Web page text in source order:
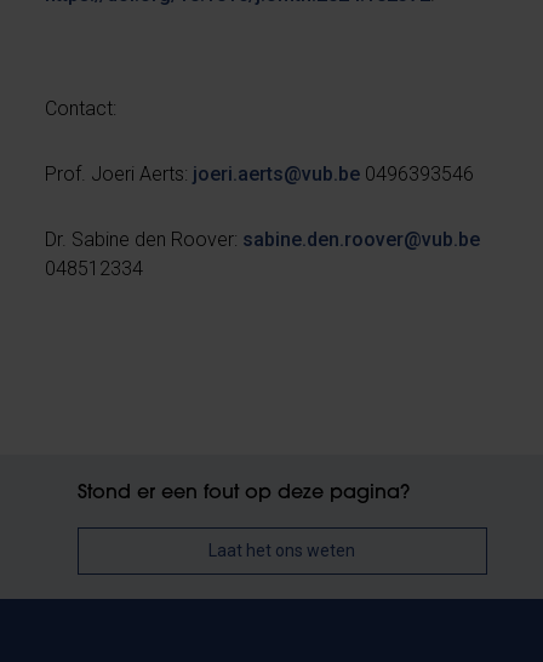
Contact:
Prof. Joeri Aerts: joeri.aerts@vub.be 0496393546
Dr. Sabine den Roover: sabine.den.roover@vub.be
048512334
Stond er een fout op deze pagina?
Laat het ons weten